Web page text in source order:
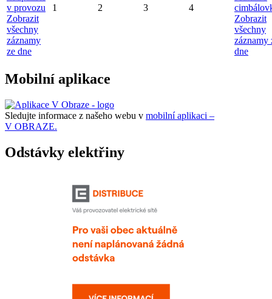
v provozu
Zobrazit
všechny
záznamy
ze dne
1 2 3 4
Zobrazit
všechny
záznamy
dne
Mobilní aplikace
Sledujte informace z našeho webu v mobilní aplikaci –
V OBRAZE.
Odstávky elektřiny